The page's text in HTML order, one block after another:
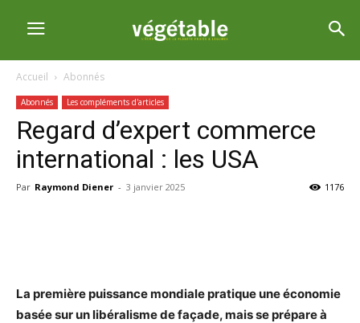
Accueil Abonnés
Abonnés Les compléments d'articles
Regard d’expert commerce
international : les USA
Par Raymond Diener - 3 janvier 2025 1176
La première puissance mondiale pratique une économie
basée sur un libéralisme de façade, mais se prépare à